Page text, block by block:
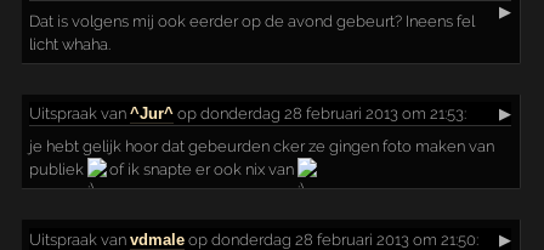
▶
Dat is volgens mij ook eerder op de avond gebeurt? Ineens fel
licht whaha.
Uitspraak van^Jur^ op donderdag 28 februari 2013 om 21:53:
▶
je hebt gelijk hoor dat gebeurden cker ze gingen foto maken van
publiek
of ik snapte er ook nix van
Uitspraak vanvdmale op donderdag 28 februari 2013 om 21:50:
▶